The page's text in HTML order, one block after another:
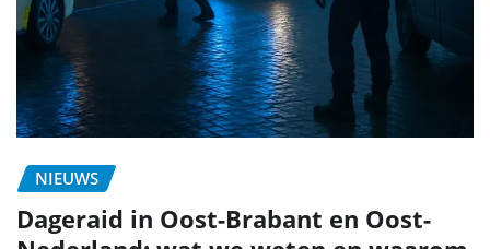
NIEUWS
Dageraid in Oost-Brabant en Oost-